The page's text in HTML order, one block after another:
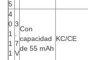
5
4
0
1
1
1
3
.
7
V
Con
capacidad
de 55 mAh
KC/CE